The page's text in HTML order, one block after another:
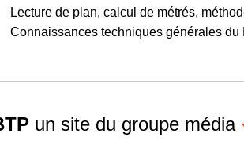
Lecture de plan, calcul de métrés,
Connaissances techniques générales
un site du groupe média